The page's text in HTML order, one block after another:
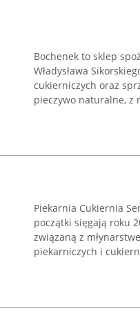
Bochenek to sklep
Władysława
cukierniczych oraz
pieczywo naturalne, z
Piekarnia Cukiernia
początki sięgają roku
związaną z
piekarniczych i